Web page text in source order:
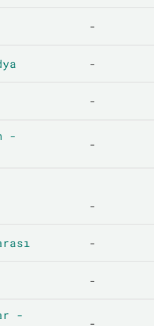
-
-
-
-
-
-
-
-
-